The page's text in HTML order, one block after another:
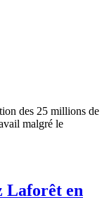
des 25 millions de
malgré le
Laforêt en